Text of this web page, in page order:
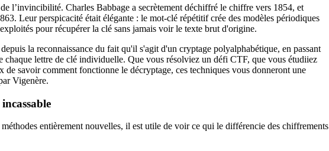
l’invincibilité. Charles Babbage a secrètement déchiffré le chiffre vers 1854, et
Leur perspicacité était élégante : le mot-clé répétitif crée des modèles périodiques
pour récupérer la clé sans jamais voir le texte brut d'origine.
la reconnaissance du fait qu'il s'agit d'un cryptage polyalphabétique, en passant
lettre de clé individuelle. Que vous résolviez un défi CTF, que vous étudiiez
savoir comment fonctionne le décryptage, ces techniques vous donneront une
Vigenère.
entièrement nouvelles, il est utile de voir ce qui le différencie des chiffrements